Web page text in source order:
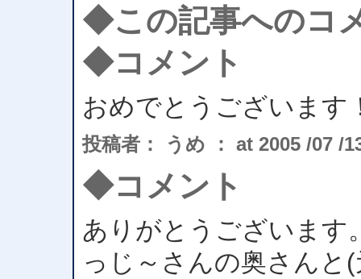
◆この記事へのコ
◆コメント
おめでとうございます
投稿者： うめ ： at 2005 /07 /
◆コメント
ありがとうございます
っじ～さんの奥さんと